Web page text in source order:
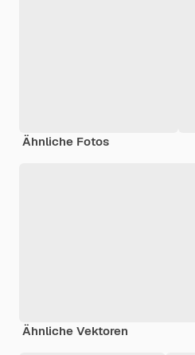
Ähnliche Fotos
Ähnliche Vektoren